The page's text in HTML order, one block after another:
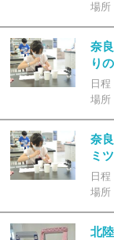
場所
奈
り
日程
場所
奈
ミ
日程
場所
北